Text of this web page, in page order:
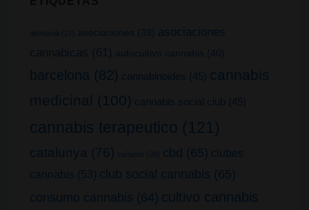
alemania (27) asociaciones (39)
asociaciones
cannabicas (61) autocultivo cannabis (40)
barcelona (82) cannabinoides (45) cannabis
medicinal (100) cannabis social club (45)
cannabis terapeutico (121)
catalunya (76) cañamo (26) cbd (65) clubes
cannabis (53) club social cannabis (65)
consumo cannabis (64) cultivo cannabis